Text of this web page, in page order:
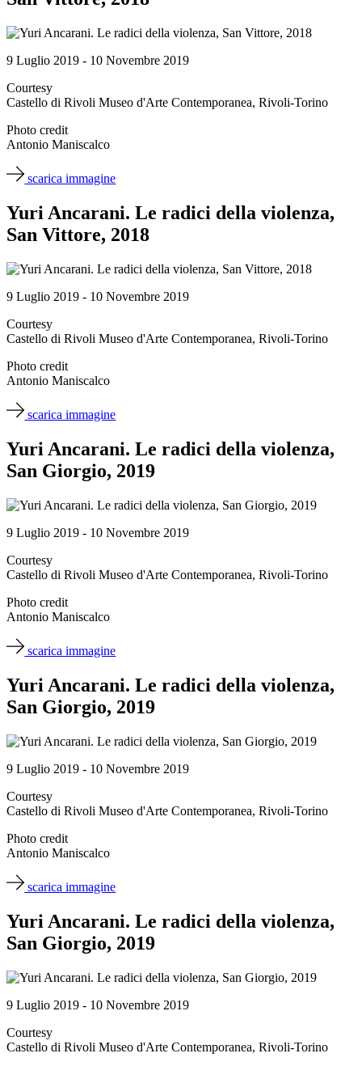
Scuole
guidate
Progetto
Summer
Progetti
Speciali
Ricerca
Tutte
sedi
Edificio
Castello
Lunga
Cerruti
EN
Visita
Biglietti
Shop
siamo
Media
Organizza
il
evento
trasparente
Sostieni
il
EN
9 Luglio 2019 - 10 Novembre 2019
Courtesy
Castello di Rivoli Museo d'Arte Contemporanea, Rivoli-Torino
Photo credit
Antonio Maniscalco
scarica immagine
Yuri Ancarani. Le radici della violenza,
San Vittore, 2018
9 Luglio 2019 - 10 Novembre 2019
Courtesy
Castello di Rivoli Museo d'Arte Contemporanea, Rivoli-Torino
Photo credit
Antonio Maniscalco
scarica immagine
Yuri Ancarani. Le radici della violenza,
San Giorgio, 2019
9 Luglio 2019 - 10 Novembre 2019
Courtesy
Castello di Rivoli Museo d'Arte Contemporanea, Rivoli-Torino
Photo credit
Antonio Maniscalco
scarica immagine
Yuri Ancarani. Le radici della violenza,
San Giorgio, 2019
9 Luglio 2019 - 10 Novembre 2019
Courtesy
Castello di Rivoli Museo d'Arte Contemporanea, Rivoli-Torino
Photo credit
Antonio Maniscalco
scarica immagine
Yuri Ancarani. Le radici della violenza,
San Giorgio, 2019
9 Luglio 2019 - 10 Novembre 2019
Courtesy
Castello di Rivoli Museo d'Arte Contemporanea, Rivoli-Torino